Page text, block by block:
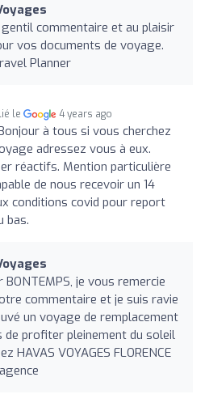
commentaire et au plaisir
vos documents de voyage.
Planner
le 4 years ago
à tous si vous cherchez
adressez vous à eux.
réactifs. Mention particulière
de nous recevoir un 14
conditions covid pour report
bas.
je vous remercie
commentaire et je suis ravie
un voyage de remplacement
de profiter pleinement du soleil
HAVAS VOYAGES FLORENCE